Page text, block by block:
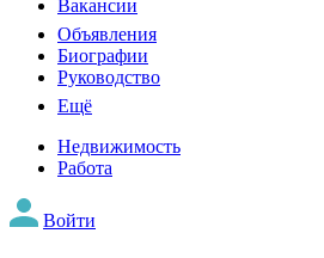
Вакансии
Объявления
Биографии
Руководство
Ещё
Недвижимость
Работа
Войти